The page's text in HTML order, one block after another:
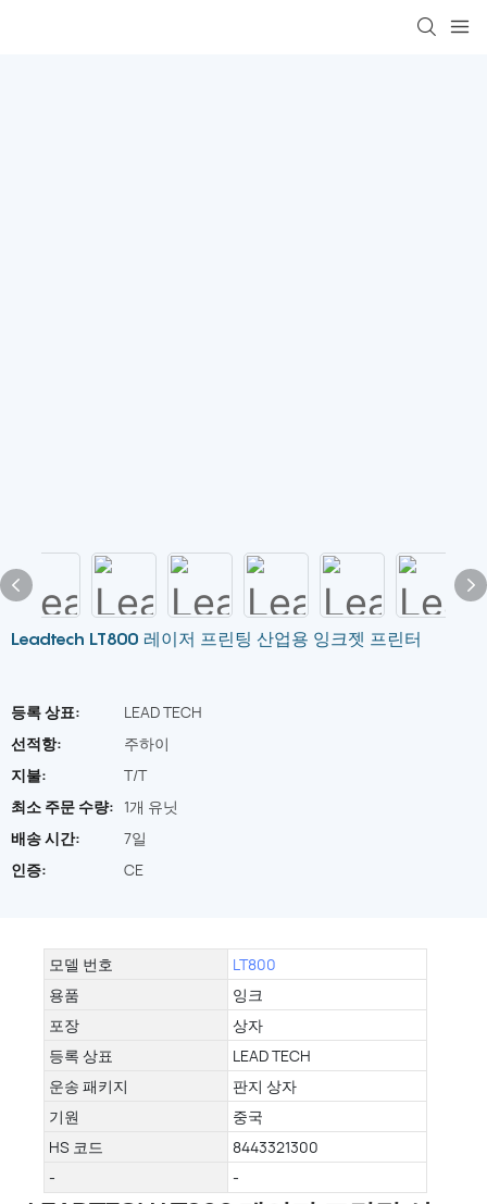
Leadtech LT800 레이저 프린팅 산업용 잉크젯 프린터
등록 상표:
LEAD TECH
선적항:
주하이
지불:
T/T
최소 주문 수량: 1개 유닛
배송 시간:
7일
인증:
CE
모델 번호
LT800
용품
잉크
포장
상자
등록 상표
LEAD TECH
운송 패키지
판지 상자
기원
중국
HS 코드
8443321300
-
-